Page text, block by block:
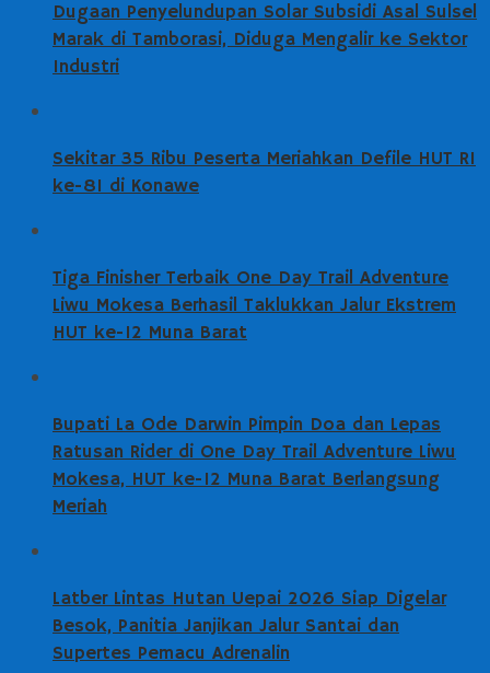
Dugaan Penyelundupan Solar Subsidi Asal Sulsel
Marak di Tamborasi, Diduga Mengalir ke Sektor
Industri
Sekitar 35 Ribu Peserta Meriahkan Defile HUT RI
ke-81 di Konawe
Tiga Finisher Terbaik One Day Trail Adventure
Liwu Mokesa Berhasil Taklukkan Jalur Ekstrem
HUT ke-12 Muna Barat
Bupati La Ode Darwin Pimpin Doa dan Lepas
Ratusan Rider di One Day Trail Adventure Liwu
Mokesa, HUT ke-12 Muna Barat Berlangsung
Meriah
Latber Lintas Hutan Uepai 2026 Siap Digelar
Besok, Panitia Janjikan Jalur Santai dan
Supertes Pemacu Adrenalin